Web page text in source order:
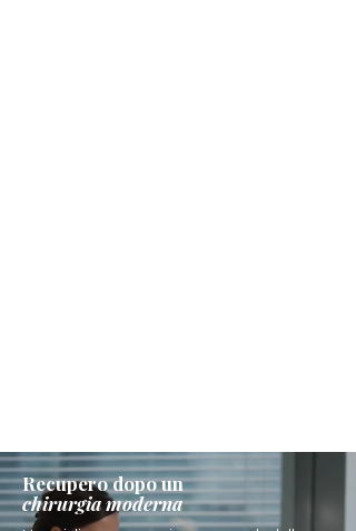
Recupero dopo un
chirurgia moderna